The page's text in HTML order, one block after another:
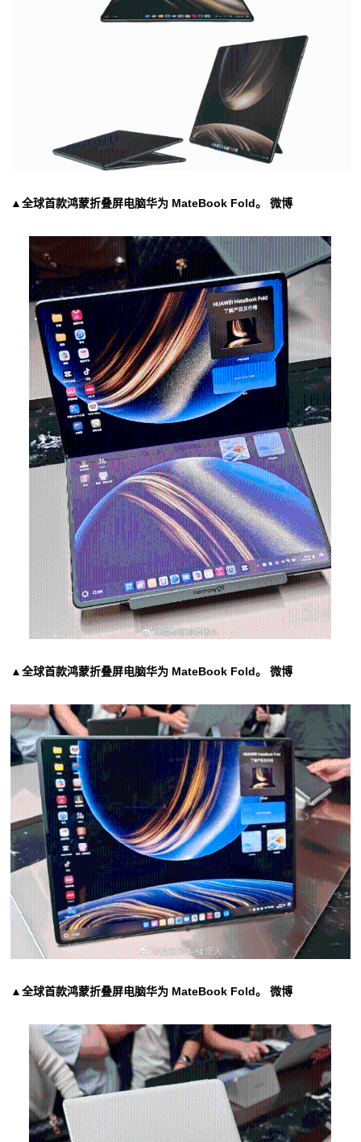
▲全球首款鸿蒙折叠屏电脑华为 MateBook Fold。 微博
▲全球首款鸿蒙折叠屏电脑华为 MateBook Fold。 微博
▲全球首款鸿蒙折叠屏电脑华为 MateBook Fold。 微博